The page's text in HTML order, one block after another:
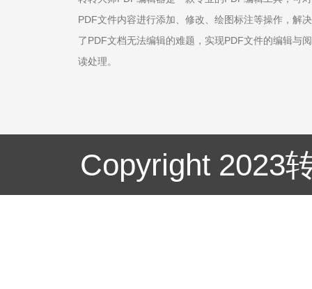
PDF文件内容进行添加、修改、绘图标注等操作，解决
了PDF文档无法编辑的难题，实现PDF文件的编辑与阅
读处理。
Copyright 2023